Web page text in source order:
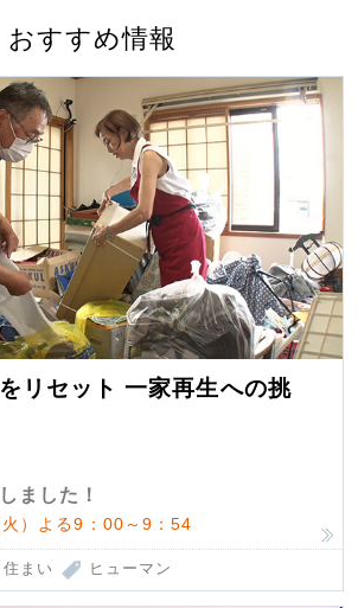
おすすめ情報
リセット 一家再生への挑
ました！
）よる9：00～9：54
住まい ヒューマン